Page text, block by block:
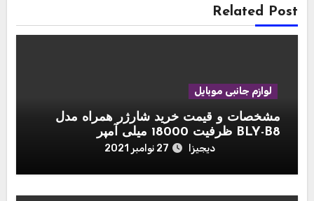
Related Post
لوازم جانبی موبایل
مشخصات و قیمت خرید شارژر همراه مدل
BLY-B8 ظرفیت 18000 میلی آمپر
دیجیزا 27 نوامبر 2021